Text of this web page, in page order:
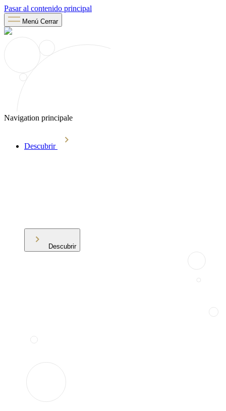
Pasar al contenido principal
Menú Cerrar
Navigation principale
Descubrir
Descubrir